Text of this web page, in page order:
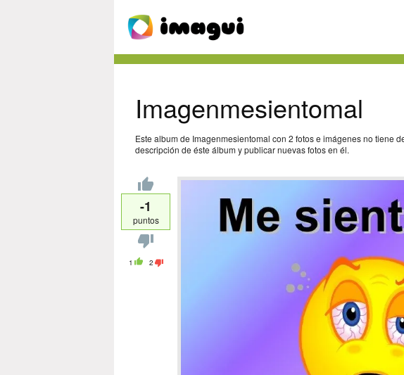
Imagenmesientomal
Este album de Imagenmesientomal con 2 fotos e imágenes no tiene
descripción de éste álbum y publicar nuevas fotos en él.
-1
puntos
1 2